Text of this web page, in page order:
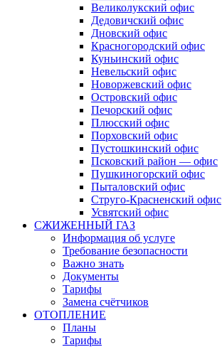
Великолукский офис
Дедовичский офис
Дновский офис
Красногородский офис
Куньинский офис
Невельский офис
Новоржевский офис
Островский офис
Печорский офис
Плюсский офис
Порховский офис
Пустошкинский офис
Псковский район — офис
Пушкиногорский офис
Пыталовский офис
Струго-Красненский офис
Усвятский офис
СЖИЖЕННЫЙ ГАЗ
Информация об услуге
Требование безопасности
Важно знать
Документы
Тарифы
Замена счётчиков
ОТОПЛЕНИЕ
Планы
Тарифы